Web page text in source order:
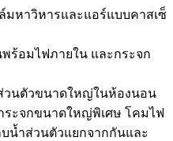
หาวิหารและแอร์แบบคาสเซ็
ร้อมไฟภายใน และกระจก
วนตัวขนาดใหญ่ในห้องนอน
ะจกขนาดใหญ่พิเศษ โคมไฟ
น้ำส่วนตัวแยกจากกันและ